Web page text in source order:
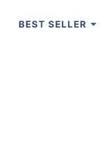
BEST SELLER